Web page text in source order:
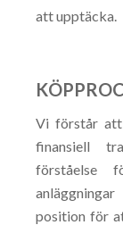
att upptäcka.
Vi förstår
finansiell
förståelse
position för